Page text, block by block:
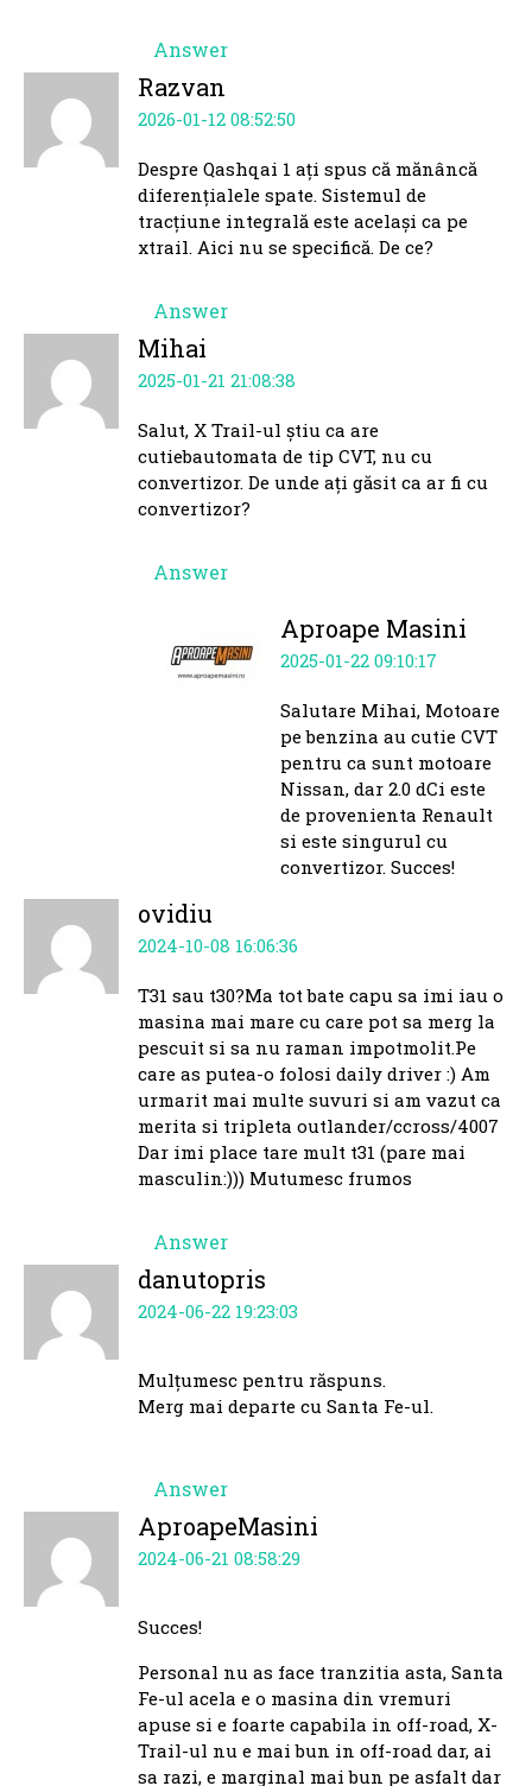
Answer
Razvan
2026-01-12 08:52:50
Despre Qashqai 1 ați spus că mănâncă
diferențialele spate. Sistemul de
tracțiune integrală este același ca pe
xtrail. Aici nu se specifică. De ce?
Answer
Mihai
2025-01-21 21:08:38
Salut, X Trail-ul știu ca are
cutiebautomata de tip CVT, nu cu
convertizor. De unde ați găsit ca ar fi cu
convertizor?
Answer
Aproape Masini
2025-01-22 09:10:17
Salutare Mihai, Motoare
pe benzina au cutie CVT
pentru ca sunt motoare
Nissan, dar 2.0 dCi este
de provenienta Renault
si este singurul cu
convertizor. Succes!
ovidiu
2024-10-08 16:06:36
T31 sau t30?Ma tot bate capu sa imi iau o
masina mai mare cu care pot sa merg la
pescuit si sa nu raman impotmolit.Pe
care as putea-o folosi daily driver :) Am
urmarit mai multe suvuri si am vazut ca
merita si tripleta outlander/ccross/4007
Dar imi place tare mult t31 (pare mai
masculin:))) Mutumesc frumos
Answer
danutopris
2024-06-22 19:23:03
Mulțumesc pentru răspuns.
Merg mai departe cu Santa Fe-ul.
Answer
AproapeMasini
2024-06-21 08:58:29
Personal nu as face tranzitia asta, Santa
Fe-ul acela e o masina din vremuri
apuse si e foarte capabila in off-road, X-
Trail-ul nu e mai bun in off-road dar, ai
sa razi, e marginal mai bun pe asfalt dar
Succes!